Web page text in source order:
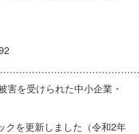
害を受けられた中小企業・
クを更新しました（令和2年